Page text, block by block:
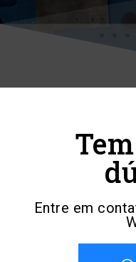
Entre em